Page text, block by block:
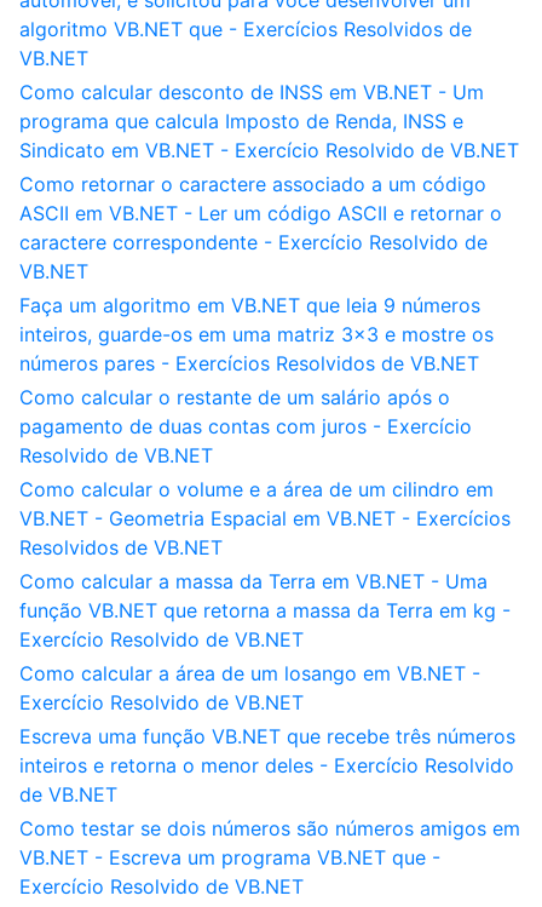
algoritmo VB.NET que - Exercícios Resolvidos de
VB.NET
Como calcular desconto de INSS em VB.NET - Um
programa que calcula Imposto de Renda, INSS e
Sindicato em VB.NET - Exercício Resolvido de VB.NET
Como retornar o caractere associado a um código
ASCII em VB.NET - Ler um código ASCII e retornar o
caractere correspondente - Exercício Resolvido de
VB.NET
Faça um algoritmo em VB.NET que leia 9 números
inteiros, guarde-os em uma matriz 3x3 e mostre os
números pares - Exercícios Resolvidos de VB.NET
Como calcular o restante de um salário após o
pagamento de duas contas com juros - Exercício
Resolvido de VB.NET
Como calcular o volume e a área de um cilindro em
VB.NET - Geometria Espacial em VB.NET - Exercícios
Resolvidos de VB.NET
Como calcular a massa da Terra em VB.NET - Uma
função VB.NET que retorna a massa da Terra em kg -
Exercício Resolvido de VB.NET
Como calcular a área de um losango em VB.NET -
Exercício Resolvido de VB.NET
Escreva uma função VB.NET que recebe três números
inteiros e retorna o menor deles - Exercício Resolvido
de VB.NET
Como testar se dois números são números amigos em
VB.NET - Escreva um programa VB.NET que -
Exercício Resolvido de VB.NET